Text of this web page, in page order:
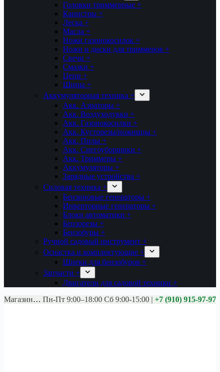
Головки триммерные +
Канистры +
Леска +
Масла +
Ножи газонокосилок +
Ножи и диски для триммеров +
Свечи +
Смазки +
Цепи +
Шины +
Аккумуляторная техника +
Акк. Аэраторы +
Акк. Воздуходувки +
Акк. Газонокосилки +
Акк. Кусторезы/ножницы +
Акк. Пилы +
Акк. Снегоуборщики +
Акк. Триммеры +
Аккумуляторы +
Зарядные устройства +
Силовая техника +
Бензиновые генераторы +
Инверторные генераторы +
Блоки автоматики +
Бензорезы +
Бензобуры +
Ручной садовый инструмент +
Оснастка и комплектующие +
Шнеки для бензобуров +
Запчасти +
Двигатели для садовой техники +
Магазины: Калуга ул. Московская д.113
Пн-Пт 9:00–18:00 Сб 9:00-15:00 | +7 (910) 915-97-97